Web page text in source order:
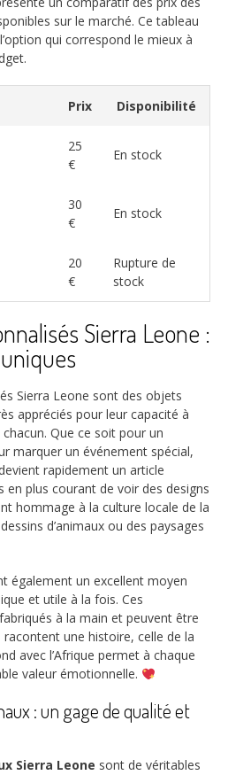
sur le marché. Ce tableau
qui correspond le mieux à
Prix Disponibilité
25
€
En stock
30
€
En stock
20
€
Rupture de
stock
Sierra Leone :
Sierra Leone sont des objets
appréciés pour leur capacité à
Que ce soit pour un
marquer un événement spécial,
rapidement un article
en plus courant de voir des designs
hommage à la culture locale de la
d’animaux ou des paysages
également un excellent moyen
et utile à la fois. Ces
à la main et peuvent être
une histoire, celle de la
avec l’Afrique permet à chaque
valeur émotionnelle.
: un gage de qualité et
Sierra Leone sont de véritables